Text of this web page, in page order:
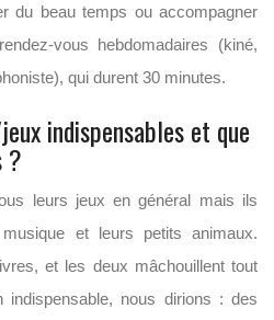
du beau temps ou accompagner
vous hebdomadaires (kiné,
qui durent 30 minutes.
indispensables et que
?
leurs jeux en général mais ils
et leurs petits animaux.
et les deux mâchouillent tout
indispensable, nous dirions : des